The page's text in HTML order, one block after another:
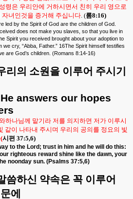
성령은 우리안에 거하시면서 친히 우리 영으로
자녀인것을 증거해 주십니다. (롬8:16)
led by the Spirit of God are the children of God.
does not make you slaves, so that you live in
Spirit you received brought about your adoption to
we cry, “Abba, Father.” 16The Spirit himself testifies
are God’s children. (Romans 8:14-16)
리의 소원을 이루어 주시기
answers our hopes
하나님께 맡기라 저를 의지하면 저가 이루시
같이 나타내 주시며 우리의 공의를 정요의 빛
(시편 37:5,6)
to the Lord; trust in him and he will do this:
righteous reward shine like the dawn, your
noonday sun. (Psalms 37:5,6)
씀하신 약속은 꼭 이루어
에